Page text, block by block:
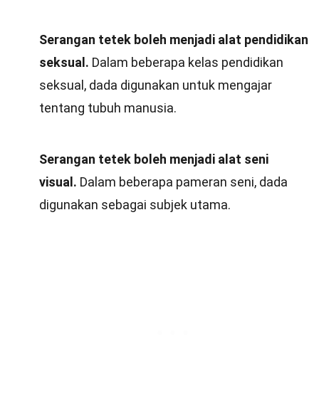
Serangan tetek boleh menjadi alat pendidikan
seksual. Dalam beberapa kelas pendidikan
seksual, dada digunakan untuk mengajar
tentang tubuh manusia.
Serangan tetek boleh menjadi alat seni
visual. Dalam beberapa pameran seni, dada
digunakan sebagai subjek utama.